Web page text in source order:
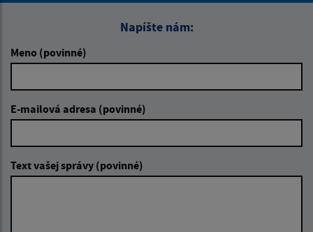
Napíšte nám:
Meno (povinné)
E-mailová adresa (povinné)
Text vašej správy (povinné)